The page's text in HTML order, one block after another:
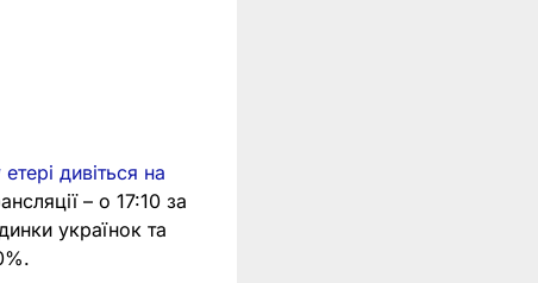
дивіться на
– о 17:10 за
українок та